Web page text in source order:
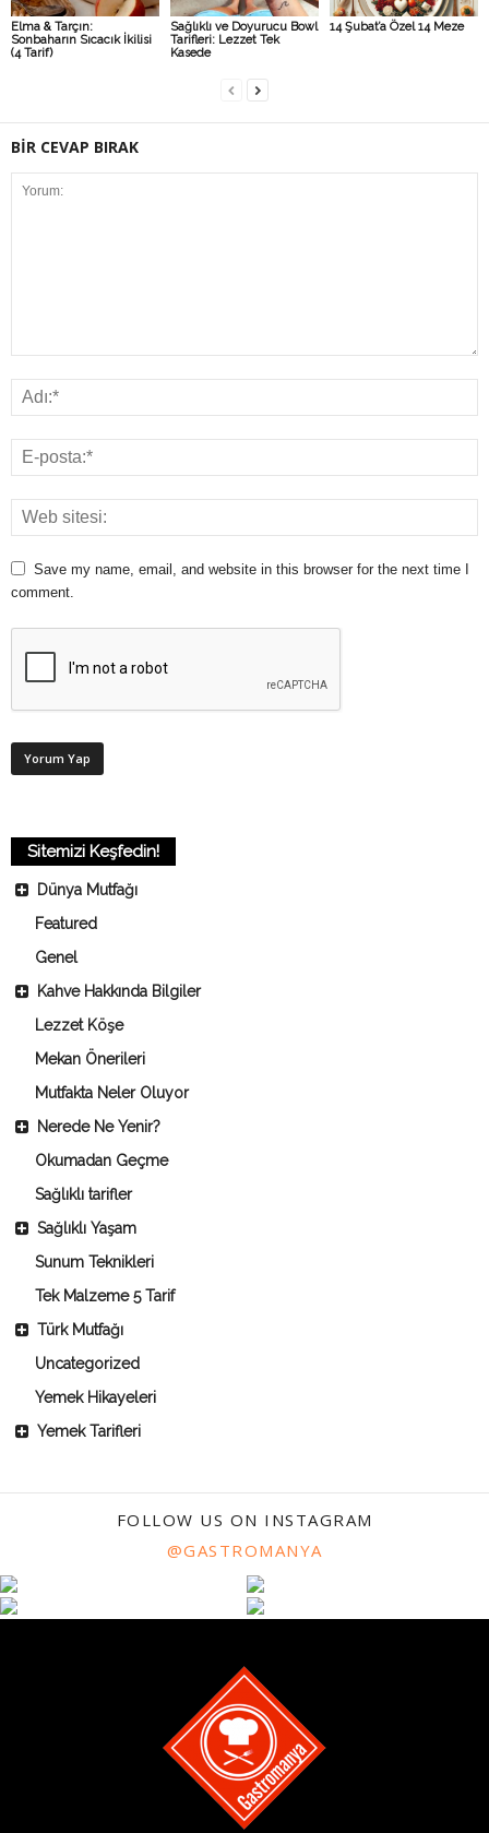
Elma & Tarçın:
Sonbaharın Sıcacık İkilisi
(4 Tarif)
Sağlıklı ve Doyurucu Bowl
Tarifleri: Lezzet Tek
Kasede
14 Şubat’a Özel 14 Meze
BİR CEVAP BIRAK
Save my name, email, and website in this browser for the next time I
comment.
Sitemizi Keşfedin!
Dünya Mutfağı
Featured
Genel
Kahve Hakkında Bilgiler
Lezzet Köşe
Mekan Önerileri
Mutfakta Neler Oluyor
Nerede Ne Yenir?
Okumadan Geçme
Sağlıklı tarifler
Sağlıklı Yaşam
Sunum Teknikleri
Tek Malzeme 5 Tarif
Türk Mutfağı
Uncategorized
Yemek Hikayeleri
Yemek Tarifleri
FOLLOW US ON INSTAGRAM
@GASTROMANYA